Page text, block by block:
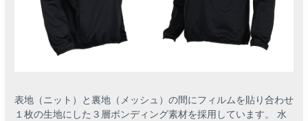
表地（ニット）と裏地（メッシュ）の間にフィルムを貼り合わせ
１枚の生地にした３層ボンディング素材を採用しています。 水